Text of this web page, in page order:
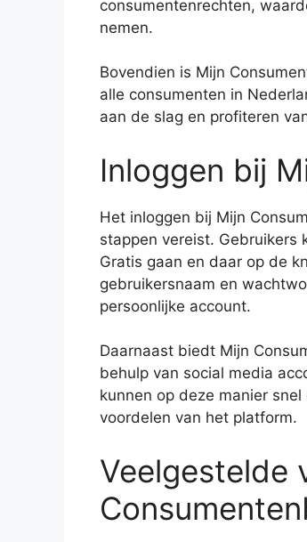
consumentenrechten,
nemen.
Bovendien is Mijn
alle consumenten in
aan de slag en profiteren
Inloggen bij
Het inloggen bij Mijn
stappen vereist. Gebruikers
Gratis gaan en daar op de
gebruikersnaam en
persoonlijke account.
Daarnaast biedt Mijn
behulp van social media
kunnen op deze manier
voordelen van het platform.
Veelgestelde